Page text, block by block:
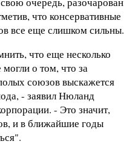
что консервативные
все еще слишком сильны.
что еще несколько
о том, что за
союзов выскажется
- заявил Нюланд
- Это значит,
и в ближайшие годы